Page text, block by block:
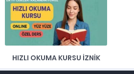
HIZLI OKUMA KURSU İZNIK